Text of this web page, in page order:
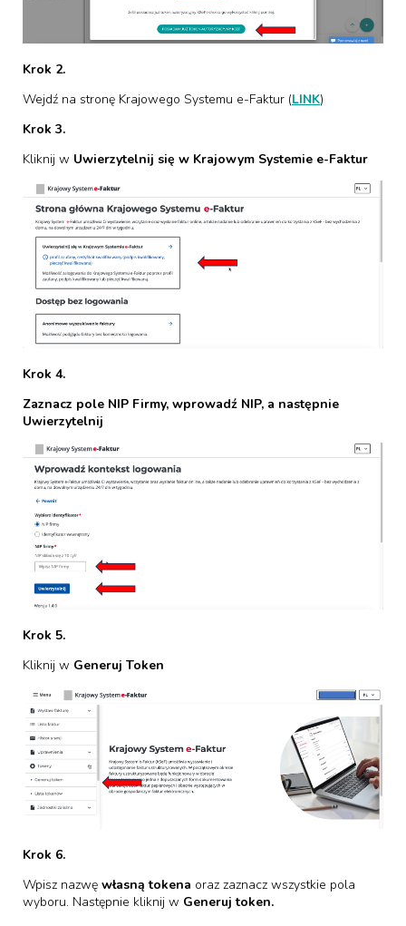
Krok 2.
Wejdź na stronę Krajowego Systemu e-Faktur (LINK)
Krok 3.
Kliknij w Uwierzytelnij się w Krajowym Systemie e-Faktur
Krok 4.
Zaznacz pole NIP Firmy, wprowadź NIP, a następnie
Uwierzytelnij
Krok 5.
Kliknij w Generuj Token
Krok 6.
Wpisz nazwę własną tokena oraz zaznacz wszystkie pola
wyboru. Następnie kliknij w Generuj token.